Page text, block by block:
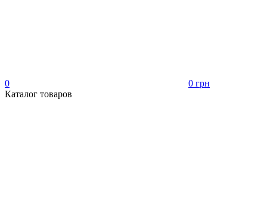
0
0 грн
Каталог товаров